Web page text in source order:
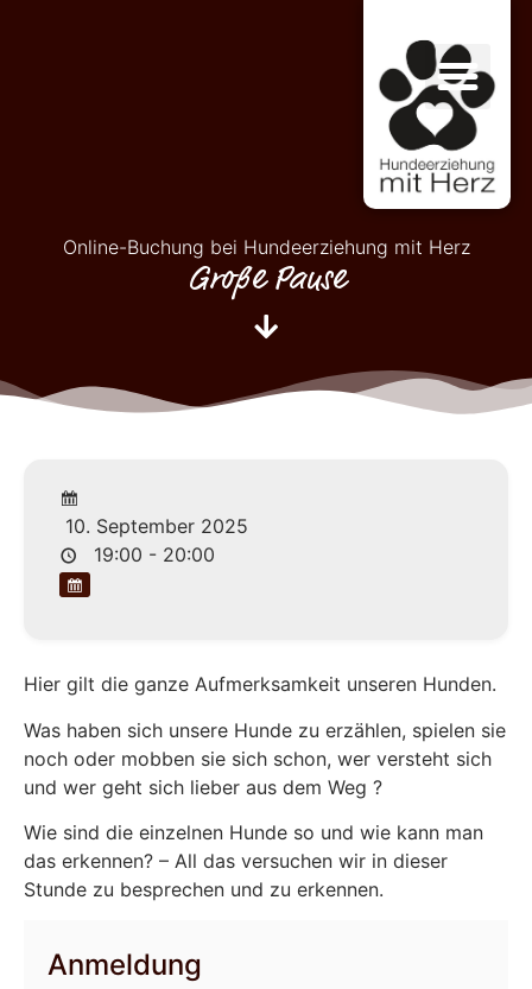
Online-Buchung bei Hundeerziehung mit Herz
Große Pause
10. September 2025
19:00 - 20:00
Hier gilt die ganze Aufmerksamkeit unseren Hunden.
Was haben sich unsere Hunde zu erzählen, spielen sie
noch oder mobben sie sich schon, wer versteht sich
und wer geht sich lieber aus dem Weg ?
Wie sind die einzelnen Hunde so und wie kann man
das erkennen? – All das versuchen wir in dieser
Stunde zu besprechen und zu erkennen.
Anmeldung